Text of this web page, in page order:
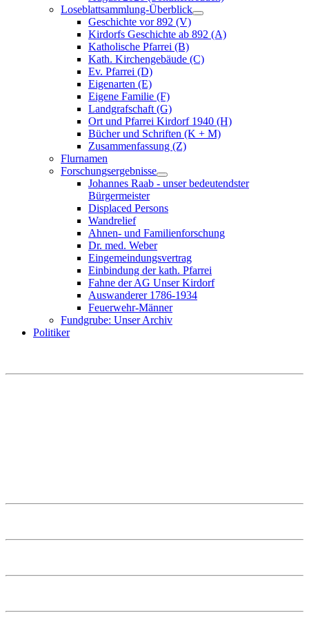
Loseblattsammlung-Überblick
Geschichte vor 892 (V)
Kirdorfs Geschichte ab 892 (A)
Katholische Pfarrei (B)
Kath. Kirchengebäude (C)
Ev. Pfarrei (D)
Eigenarten (E)
Eigene Familie (F)
Landgrafschaft (G)
Ort und Pfarrei Kirdorf 1940 (H)
Bücher und Schriften (K + M)
Zusammenfassung (Z)
Flurnamen
Forschungsergebnisse
Johannes Raab - unser bedeutendster
Bürgermeister
Displaced Persons
Wandrelief
Ahnen- und Familienforschung
Dr. med. Weber
Eingemeindungsvertrag
Einbindung der kath. Pfarrei
Fahne der AG Unser Kirdorf
Auswanderer 1786-1934
Feuerwehr-Männer
Fundgrube: Unser Archiv
Politiker